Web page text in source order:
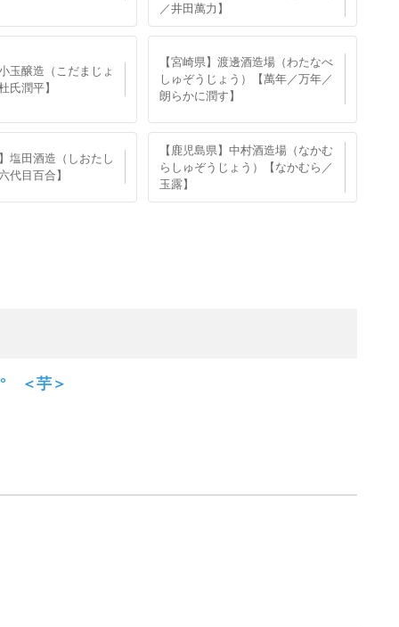
／井田萬力】
玉醸造（こだまじょ
氏潤平】
【宮崎県】渡邊酒造場（わたなべ
しゅぞうじょう）【萬年／万年／
朗らかに潤す】
塩田酒造（しおたし
代目百合】
【鹿児島県】中村酒造場（なかむ
らしゅぞうじょう）【なかむら／
玉露】
＜芋＞